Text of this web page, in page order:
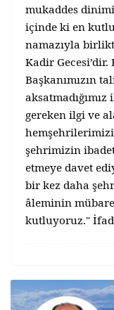
mukaddes
içinde ki en
namazıyla
Kadir
Başkanımızın
gereken ilgi ve
şehrimizin
etmeye davet
bir kez daha
âleminin
kutluyoruz."